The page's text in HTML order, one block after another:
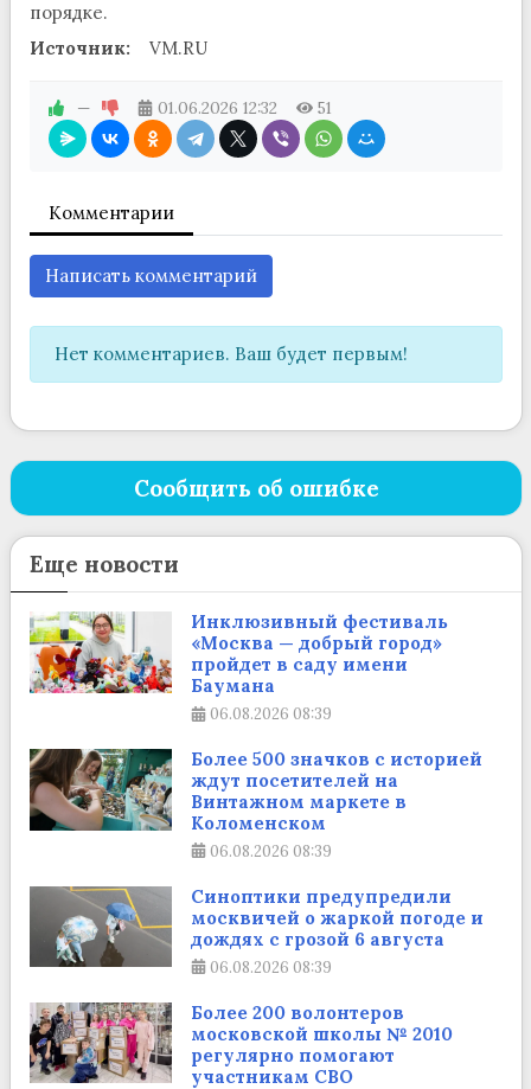
порядке.
Источник:
VM.RU
— 01.06.2026 12:32 51
Комментарии
Написать комментарий
Нет комментариев. Ваш будет первым!
Сообщить об ошибке
Еще новости
Инклюзивный фестиваль
«Москва — добрый город»
пройдет в саду имени
Баумана
06.08.2026 08:39
Более 500 значков с историей
ждут посетителей на
Винтажном маркете в
Коломенском
06.08.2026 08:39
Синоптики предупредили
москвичей о жаркой погоде и
дождях с грозой 6 августа
06.08.2026 08:39
Более 200 волонтеров
московской школы № 2010
регулярно помогают
участникам СВО